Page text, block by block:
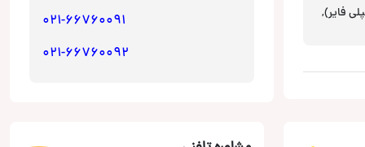
فایر),
021-66760091
021-66760092